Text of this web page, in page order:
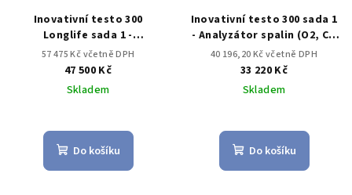
Inovativní testo 300
Longlife sada 1 -
Analyzátor spalin O2,CO až
do 4,000 ppm, NO –
možnost)
57 475 Kč včetně DPH
47 500 Kč
Skladem
Do košíku
Inovativní testo 300 sada 1
- Analyzátor spalin (O2, CO
až do 4,000 ppm)
40 196,20 Kč včetně DPH
33 220 Kč
Skladem
Do košíku